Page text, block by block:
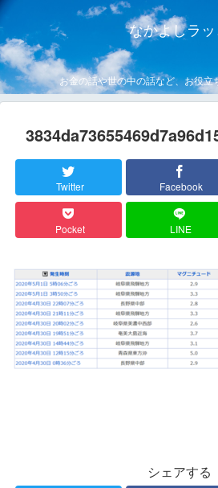
なかよしラ
お金の話や世の中の話など、お役立
Twitter Facebook
Pocket LINE
シェアする